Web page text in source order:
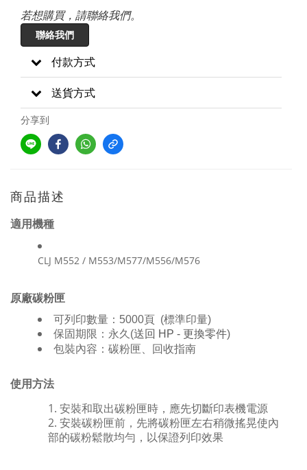
若想購買，請聯絡我們。
聯絡我們
付款方式
送貨方式
分享到
商品描述
適用機種
CLJ M552 / M553/M577/M556/M576
原廠碳粉匣
可列印數量： 5000頁 (標準印量)
保固期限：永久 (送回 HP - 更換零件)
包裝內容：碳粉匣、回收指南
使用方法
安裝和取出碳粉匣時，應先切斷印表機電源
安裝碳粉匣前，先將碳粉匣左右稍微搖晃使內
部的碳粉鬆散均勻，以保證列印效果